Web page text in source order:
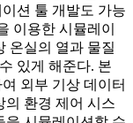
션 툴 개발도 가능
이용한 시뮬레이
온실의 열과 물질
있게 해준다. 본
외부 기상 데이터
의 환경 제어 시스